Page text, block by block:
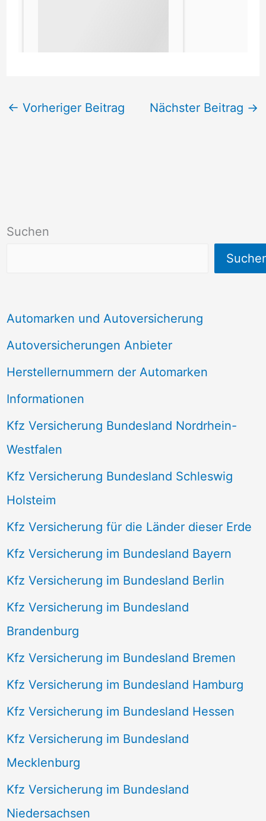
Suchen
Automarken und Autoversicherung
Autoversicherungen Anbieter
Herstellernummern der Automarken
Informationen
Kfz Versicherung Bundesland Nordrhein-
Westfalen
Kfz Versicherung Bundesland Schleswig
Holsteim
Kfz Versicherung für die Länder dieser Erde
Kfz Versicherung im Bundesland Bayern
Kfz Versicherung im Bundesland Berlin
Kfz Versicherung im Bundesland
Brandenburg
Kfz Versicherung im Bundesland Bremen
Kfz Versicherung im Bundesland Hamburg
Kfz Versicherung im Bundesland Hessen
Kfz Versicherung im Bundesland
Mecklenburg
Kfz Versicherung im Bundesland
Niedersachsen
← Vorheriger Beitrag Nächster Beitrag →